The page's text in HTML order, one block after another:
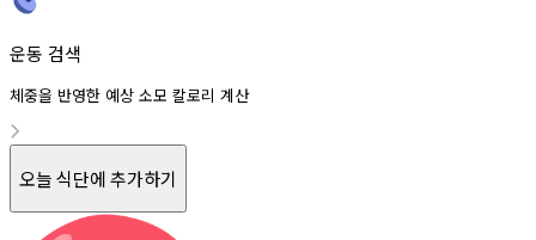
운동 검색
체중을 반영한 예상 소모 칼로리 계산
오늘 식단에 추가하기